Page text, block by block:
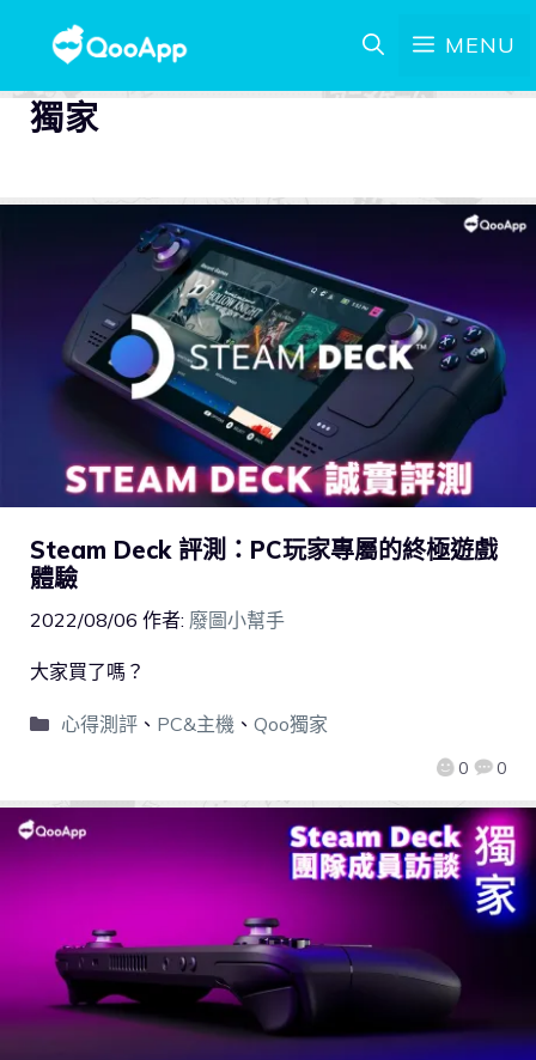
MENU
獨家
Steam Deck 評測：PC玩家專屬的終極遊戲
體驗
2022/08/06 作者: 廢圖小幫手
0 0
大家買了嗎？
心得測評、 PC&主機、 Qoo獨家